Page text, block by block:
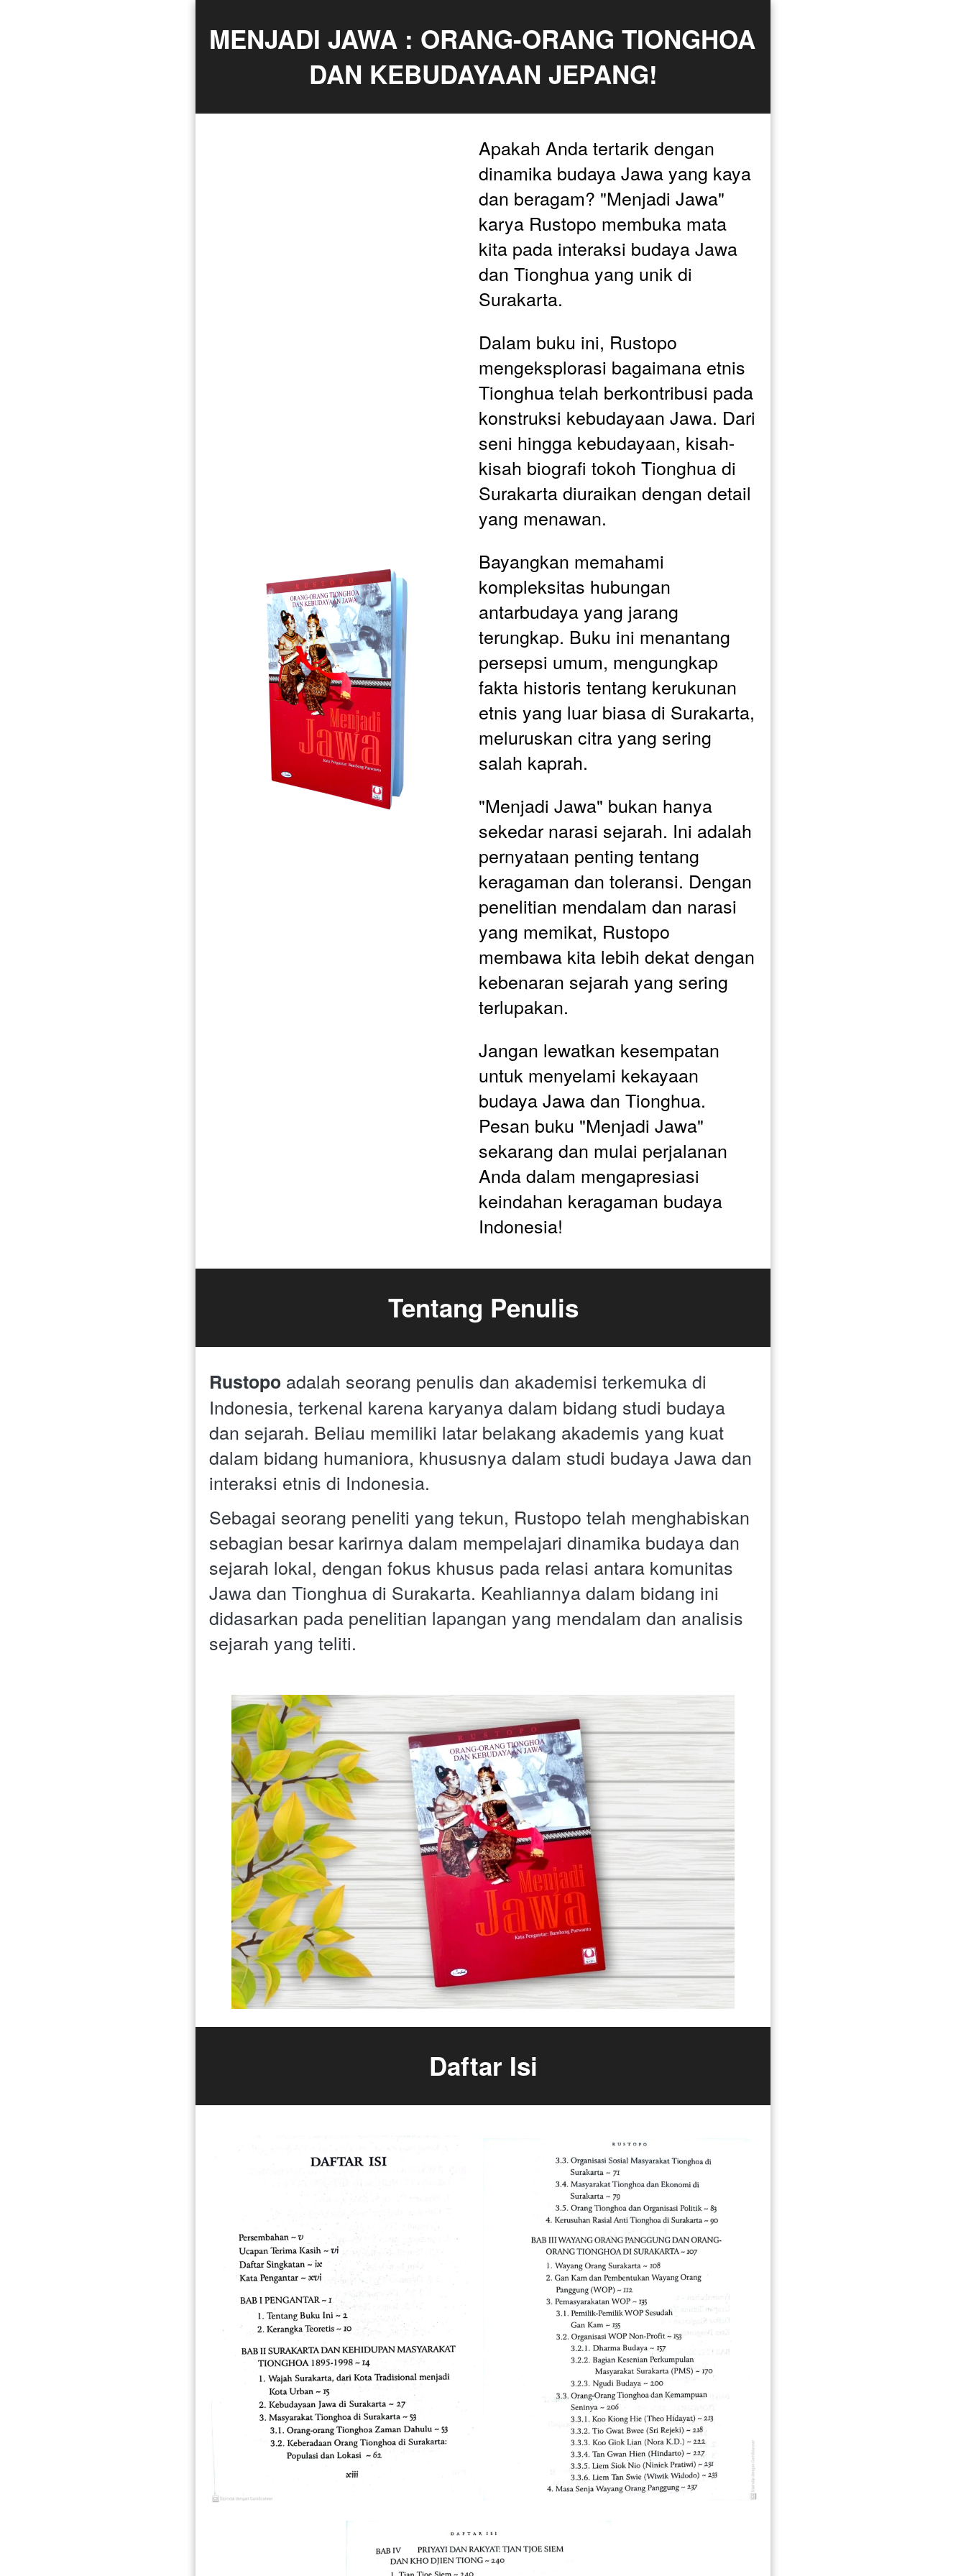
MENJADI JAWA : ORANG-ORANG TIONGHOA
DAN KEBUDAYAAN JEPANG!
Apakah Anda tertarik dengan
dinamika budaya Jawa yang kaya
dan beragam? "Menjadi Jawa"
karya Rustopo membuka mata
kita pada interaksi budaya Jawa
dan Tionghua yang unik di
Surakarta.
Dalam buku ini, Rustopo
mengeksplorasi bagaimana etnis
Tionghua telah berkontribusi pada
konstruksi kebudayaan Jawa. Dari
seni hingga kebudayaan, kisah-
kisah biografi tokoh Tionghua di
Surakarta diuraikan dengan detail
yang menawan.
Bayangkan memahami
kompleksitas hubungan
antarbudaya yang jarang
terungkap. Buku ini menantang
persepsi umum, mengungkap
fakta historis tentang kerukunan
etnis yang luar biasa di Surakarta,
meluruskan citra yang sering
salah kaprah.
"Menjadi Jawa" bukan hanya
sekedar narasi sejarah. Ini adalah
pernyataan penting tentang
keragaman dan toleransi. Dengan
penelitian mendalam dan narasi
yang memikat, Rustopo
membawa kita lebih dekat dengan
kebenaran sejarah yang sering
terlupakan.
Jangan lewatkan kesempatan
untuk menyelami kekayaan
budaya Jawa dan Tionghua.
Pesan buku "Menjadi Jawa"
sekarang dan mulai perjalanan
Anda dalam mengapresiasi
keindahan keragaman budaya
Indonesia!
Tentang Penulis
Rustopo adalah seorang penulis dan akademisi terkemuka di
Indonesia, terkenal karena karyanya dalam bidang studi budaya
dan sejarah. Beliau memiliki latar belakang akademis yang kuat
dalam bidang humaniora, khususnya dalam studi budaya Jawa dan
interaksi etnis di Indonesia.
Sebagai seorang peneliti yang tekun, Rustopo telah menghabiskan
sebagian besar karirnya dalam mempelajari dinamika budaya dan
sejarah lokal, dengan fokus khusus pada relasi antara komunitas
Jawa dan Tionghua di Surakarta. Keahliannya dalam bidang ini
didasarkan pada penelitian lapangan yang mendalam dan analisis
sejarah yang teliti.
Daftar Isi